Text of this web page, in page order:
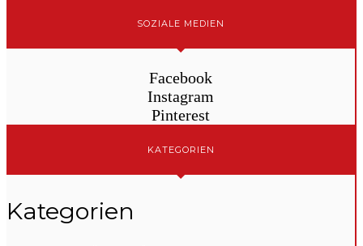
SOZIALE MEDIEN
Facebook
Instagram
Pinterest
KATEGORIEN
Kategorien